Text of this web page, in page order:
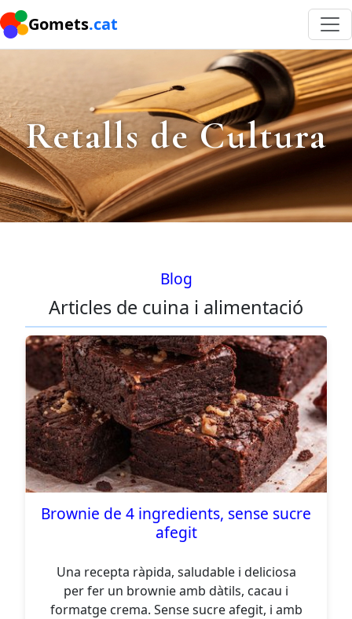
Gomets.cat
Retalls de Cultura
Blog
Articles de cuina i alimentació
Brownie de 4 ingredients, sense sucre
afegit
Una recepta ràpida, saludable i deliciosa
per fer un brownie amb dàtils, cacau i
formatge crema. Sense sucre afegit, i amb